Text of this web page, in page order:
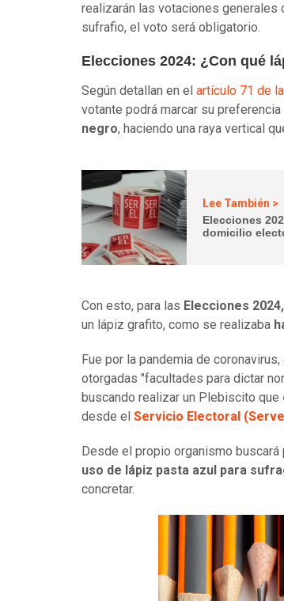
realizarán las votaciones generales
sufrafio, el voto será obligatorio.
Elecciones 2024: ¿Con qué
Según detallan en el artículo 71 de
votante podrá marcar su preferencia
negro, haciendo una raya vertical
Lee También >
Elecciones
domicilio
Con esto, para las Elecciones 2024,
un lápiz grafito, como se realizaba
Fue por la pandemia de coronavirus,
otorgadas "facultades para dictar
buscando realizar un Plebiscito que
desde el Servicio Electoral
Desde el propio organismo
uso de lápiz pasta azul para
concretar.